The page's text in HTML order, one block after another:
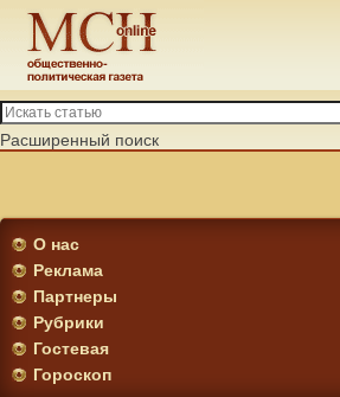
Расширенный поиск
О нас
Реклама
Партнеры
Рубрики
Гостевая
Гороскоп